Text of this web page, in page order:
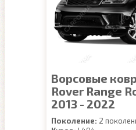
Ворсовые
Rover Range
2013 - 2022
Поколение: 2